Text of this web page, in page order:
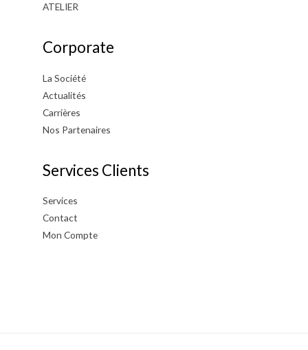
ATELIER
Corporate
La Société
Actualités
Carrières
Nos Partenaires
Services Clients
Services
Contact
Mon Compte